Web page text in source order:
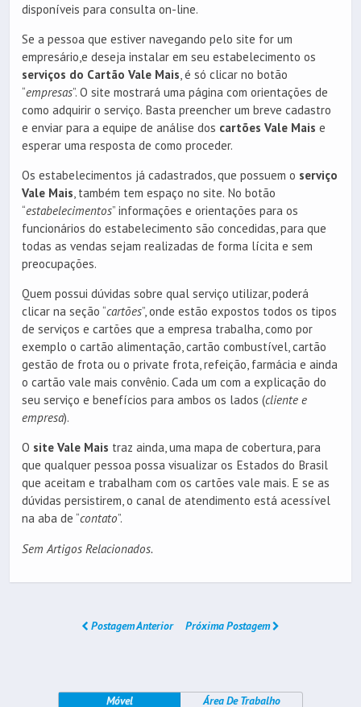
disponíveis para consulta on-line.
Se a pessoa que estiver navegando pelo site for um
empresário,e deseja instalar em seu estabelecimento os
serviços do Cartão Vale Mais , é só clicar no botão
“empresas”. O site mostrará uma página com orientações de
como adquirir o serviço. Basta preencher um breve cadastro
e enviar para a equipe de análise dos cartões Vale Mais e
esperar uma resposta de como proceder.
Os estabelecimentos já cadastrados, que possuem o serviço
Vale Mais, também tem espaço no site. No botão
“estabelecimentos” informações e orientações para os
funcionários do estabelecimento são concedidas, para que
todas as vendas sejam realizadas de forma lícita e sem
preocupações.
Quem possui dúvidas sobre qual serviço utilizar, poderá
clicar na seção “cartões”, onde estão expostos todos os tipos
de serviços e cartões que a empresa trabalha, como por
exemplo o cartão alimentação, cartão combustível, cartão
gestão de frota ou o private frota, refeição, farmácia e ainda
o cartão vale mais convênio. Cada um com a explicação do
seu serviço e benefícios para ambos os lados (cliente e
empresa).
O site Vale Mais traz ainda, uma mapa de cobertura, para
que qualquer pessoa possa visualizar os Estados do Brasil
que aceitam e trabalham com os cartões vale mais. E se as
dúvidas persistirem, o canal de atendimento está acessível
na aba de “contato”.
Sem Artigos Relacionados.
Postagem Anterior Próxima Postagem
Móvel Área De Trabalho